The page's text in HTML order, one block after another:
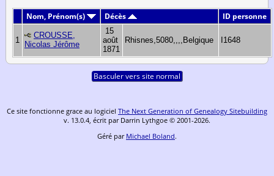
Nom, Prénom(s) Décès ID personne
1
CROUSSE,
Nicolas Jérôme
15
août
1871
Rhisnes,5080,,,,Belgique I1648
Basculer vers site normal
Ce site fonctionne grace au logiciel The Next Generation of Genealogy Sitebuilding
v. 13.0.4, écrit par Darrin Lythgoe © 2001-2026.
Géré par Michael Boland.